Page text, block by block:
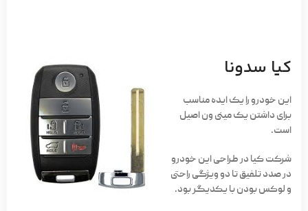
کیا سدونا
این خودرو را یک ایده مناسب
برای داشتن یک مینی ون اصیل
است.
شرکت کیا در طراحی این خودرو
در صدد تلفیق تا دو ویژگی راحتی
و لوکس بودن با یکدیگر بود.